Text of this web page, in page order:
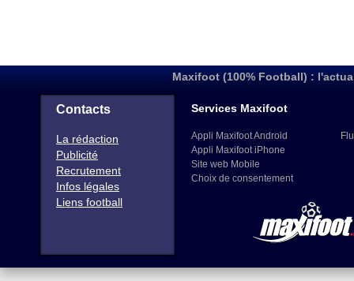
Maxifoot (100% Football) :
Contacts
La rédaction
Publicité
Recrutement
Infos légales
Liens football
Services Maxifoot
Appli Maxifoot Android
Appli Maxifoot iPhone
Site web Mobile
Choix de consentement